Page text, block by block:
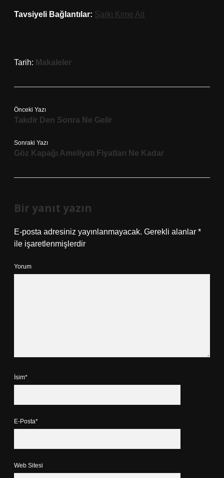
Tavsiyeli Bağlantılar: Şarkı Kime Ait
Tarih: Makaleler
Önceki Yazı
Takdir Den Sonra Ne Gelir
Sonraki Yazı
Göz Kapağı Ameliyatı Fiyatları Ne Kadar
Bir yanıt yazın
E-posta adresiniz yayınlanmayacak. Gerekli alanlar *
ile işaretlenmişlerdir
Yorum
İsim*
E-Posta*
Web Sitesi